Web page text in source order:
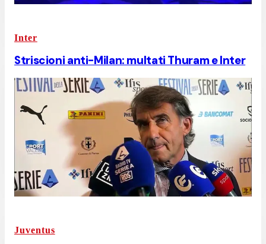
Inter
Striscioni anti-Milan: multati Thuram e Inter
Juventus